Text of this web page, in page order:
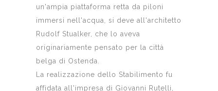
un'ampia piattaforma retta da piloni
immersi nell'acqua, si deve all'architetto
Rudolf Stualker, che lo aveva
originariamente pensato per la città
belga di Ostenda.
La realizzazione dello Stabilimento fu
affidata all'impresa di Giovanni Rutelli,